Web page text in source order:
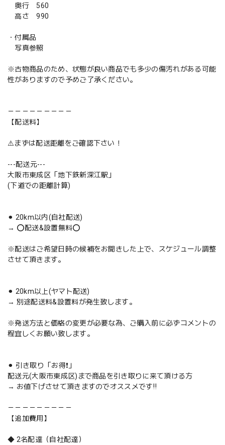
奥行 560
高さ 990
・付属品
写真参照
※古物商品のため、状態が良い商品でも多少の傷汚れがある可能
性がありますので予めご了承ください。
－－－－－－－－－
【配送料】
⚠️まずは配送距離をご確認下さい！
---配送元---
大阪市東成区「地下鉄新深江駅」
(下道での距離計算)
⚫︎ 20km以内(自社配送)
→ ⭕️配送&設置無料⭕️
※配送はご希望日時の候補をお聞きした上で、スケジュール調整
させて頂きます。
⚫︎ 20km以上(ヤマト配送)
→ 別途配送料&設置料が発生致します。
※発送方法と価格の変更が必要な為、ご購入前に必ずコメントの
程宜しくお願い致します。
⚫︎ 引き取り「お得❗️」
配送元(大阪市東成区)まで商品を引き取りに来て頂ける方
→ お値下げさせて頂きますのでオススメです‼️
－－－－－－－－－
【追加費用】
◆ 2名配達（自社配達）